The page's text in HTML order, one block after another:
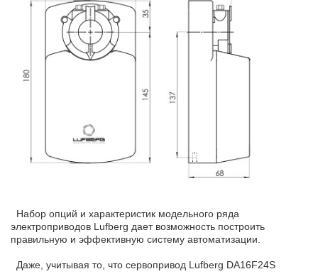
Набор опций и характеристик модельного ряда
электроприводов Lufberg дает возможность построить
правильную и эффективную систему автоматизации.
Даже, учитывая то, что сервопривод Lufberg DA16F24S